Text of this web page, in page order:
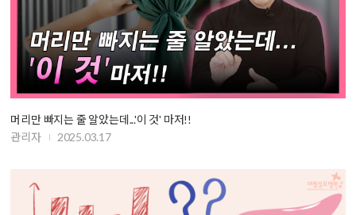
머리만 빠지는 줄 알았는데...'이 것' 마저!!
관리자
2025.03.17